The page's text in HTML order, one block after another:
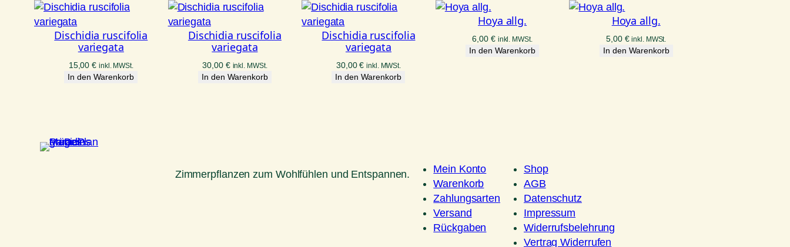
Dischidia ruscifolia
variegata
15,00€ inkl. MWSt.
In den Warenkorb
Dischidia ruscifolia
variegata
30,00 € inkl. MWSt.
In den Warenkorb
Dischidia ruscifolia
variegata
30,00€ inkl. MWSt.
In den Warenkorb
Hoya allg.
6,00 € inkl. MWSt.
In den Warenkorb
Hoya allg.
5,00 € inkl. MWSt.
In den Warenkorb
Zimmerpflanzen zum Wohlfühlen und Entspannen.
Mein Konto
Warenkorb
Zahlungsarten
Versand
Rückgaben
Shop
AGB
Datenschutz
Impressum
Widerrufsbelehrung
Vertrag Widerrufen